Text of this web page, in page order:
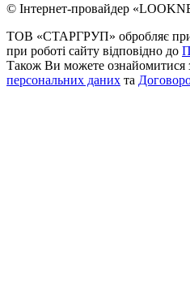
© Інтернет-провайдер
ТОВ «СТАРГРУП» обробляє
при роботі сайту відповідно до
Також Ви можете ознайомитися
персональних даних та